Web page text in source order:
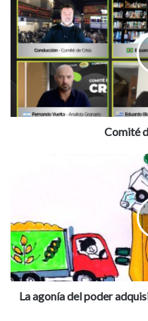
de
Crisis
#242
Comité
adquisitivo
de
los
granos
en
Argentina
La agonía del poder